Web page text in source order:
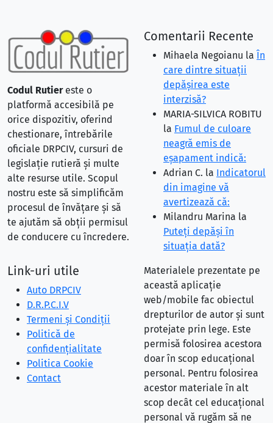
Codul Rutiereste o
platformă accesibilă pe
orice dispozitiv, oferind
chestionare, întrebările
oficiale DRPCIV, cursuri de
legislație rutieră și multe
alte resurse utile. Scopul
nostru este să simplificăm
procesul de învățare și să
te ajutăm să obții permisul
de conducere cu încredere.
Comentarii Recente
Mihaela Negoianu la În
care dintre situaţii
depăşirea este
interzisă?
MARIA-SILVICA ROBITU
la Fumul de culoare
neagră emis de
eşapament indică:
Adrian C. la Indicatorul
din imagine vă
avertizează că:
Milandru Marina la
Puteţi depăşi în
situaţia dată?
Link-uri utile
Auto DRPCIV
D.R.P.C.I.V
Termeni și Condiții
Politică de
confidențialitate
Politica Cookie
Contact
Materialele prezentate pe
această aplicație
web/mobile fac obiectul
drepturilor de autor și sunt
protejate prin lege. Este
permisă folosirea acestora
doar în scop educațional
personal. Pentru folosirea
acestor materiale în alt
scop decât cel educațional
personal vă rugăm să ne